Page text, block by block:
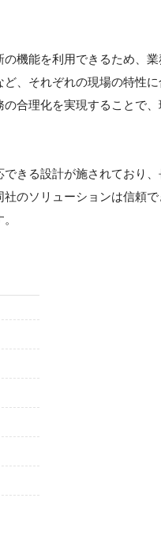
機能を利用できるため、
、それぞれの現場の特性
合理化を実現することで
きる設計が施されており
のソリューションは信頼